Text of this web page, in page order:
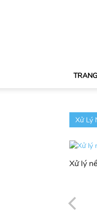
Xử Lý
Xử lý